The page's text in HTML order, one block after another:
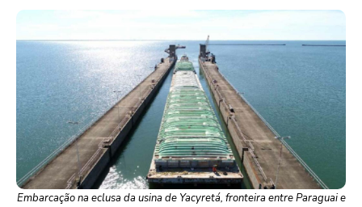
Embarcação na eclusa da usina de Yacyretá, fronteira entre Paraguai e